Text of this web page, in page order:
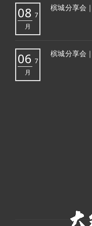
08 7
月
槟城分享会
06 7
月
槟城分享会